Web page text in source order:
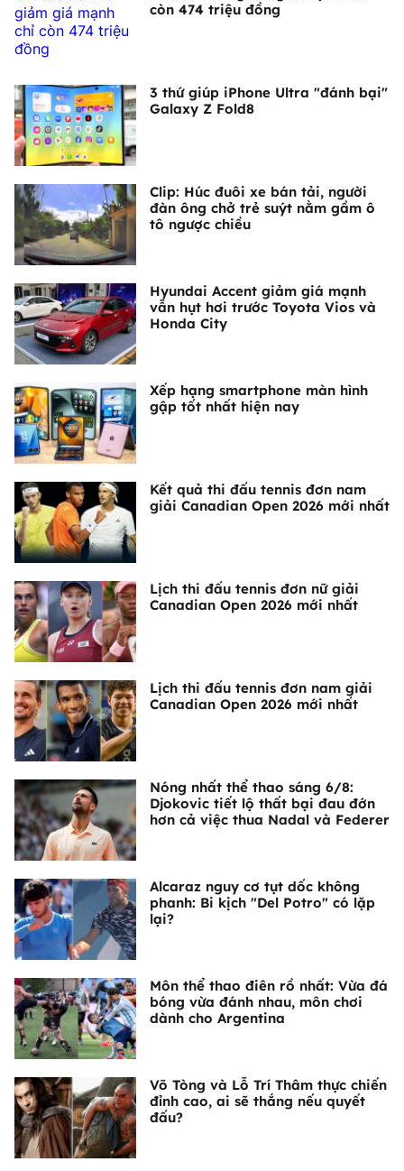
còn 474 triệu đồng
3 thứ giúp iPhone Ultra "đánh bại"
Galaxy Z Fold8
Clip: Húc đuôi xe bán tải, người
đàn ông chở trẻ suýt nằm gầm ô
tô ngược chiều
Hyundai Accent giảm giá mạnh
vẫn hụt hơi trước Toyota Vios và
Honda City
Xếp hạng smartphone màn hình
gập tốt nhất hiện nay
Kết quả thi đấu tennis đơn nam
giải Canadian Open 2026 mới nhất
Lịch thi đấu tennis đơn nữ giải
Canadian Open 2026 mới nhất
Lịch thi đấu tennis đơn nam giải
Canadian Open 2026 mới nhất
Nóng nhất thể thao sáng 6/8:
Djokovic tiết lộ thất bại đau đớn
hơn cả việc thua Nadal và Federer
Alcaraz nguy cơ tụt dốc không
phanh: Bi kịch "Del Potro" có lặp
lại?
Môn thể thao điên rồ nhất: Vừa đá
bóng vừa đánh nhau, môn chơi
dành cho Argentina
Võ Tòng và Lỗ Trí Thâm thực chiến
đỉnh cao, ai sẽ thắng nếu quyết
đấu?